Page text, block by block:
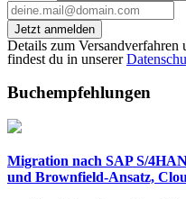
Jetzt anmelden
Details zum
findest du in unserer
Buchempfehlungen
Migration nach SAP S/
und Brownfield-Ansatz,